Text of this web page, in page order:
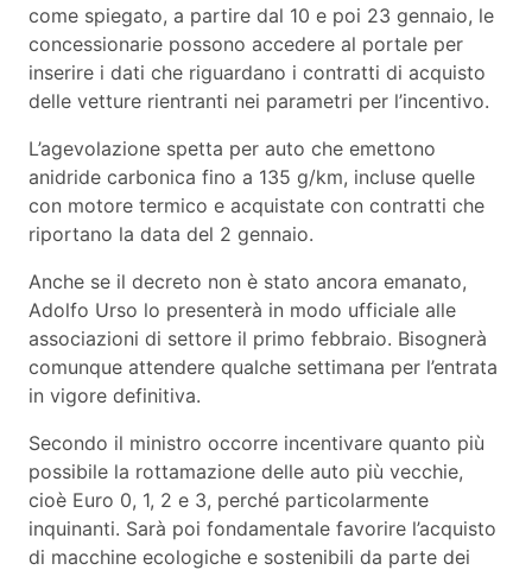
come spiegato, a partire dal 10 e poi 23 gennaio, le
concessionarie possono accedere al portale per
inserire i dati che riguardano i contratti di acquisto
delle vetture rientranti nei parametri per l’incentivo.
L’agevolazione spetta per auto che emettono
anidride carbonica fino a 135 g/km, incluse quelle
con motore termico e acquistate con contratti che
riportano la data del 2 gennaio.
Anche se il decreto non è stato ancora emanato,
Adolfo Urso lo presenterà in modo ufficiale alle
associazioni di settore il primo febbraio. Bisognerà
comunque attendere qualche settimana per l’entrata
in vigore definitiva.
Secondo il ministro occorre incentivare quanto più
possibile la rottamazione delle auto più vecchie,
cioè Euro 0, 1, 2 e 3, perché particolarmente
inquinanti. Sarà poi fondamentale favorire l’acquisto
di macchine ecologiche e sostenibili da parte dei